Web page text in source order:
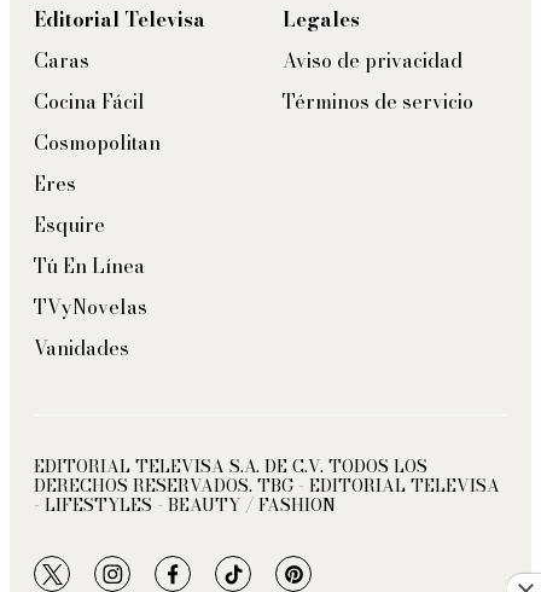
Editorial Televisa
Caras
Cocina Fácil
Cosmopolitan
Eres
Esquire
Tú En Línea
TVyNovelas
Vanidades
Legales
Aviso de privacidad
Términos de servicio
EDITORIAL TELEVISA S.A. DE C.V. TODOS LOS
DERECHOS RESERVADOS. TBG - EDITORIAL TELEVISA
- LIFESTYLES - BEAUTY / FASHION
twitterinstagramfacebooktiktokpinterest